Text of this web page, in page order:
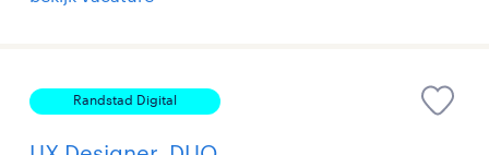
Randstad Digital